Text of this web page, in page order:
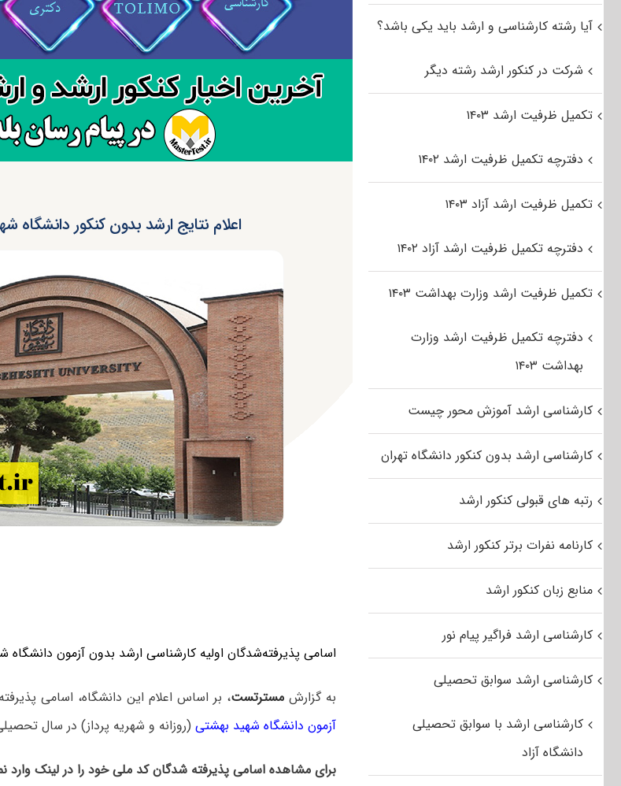
اعلام نتایج ارشد بدون کنکور دانشگاه
اسامی پذیرفته‌‌شدگان اولیه کارشناسی ارشد بدون آزمون دانشگاه شهید
به گزارش مسترتست، بر اساس اعلام این دانشگاه، اسامی
آزمون دانشگاه شهید بهشتی(روزانه و شهریه پرداز) در سال تحصیلی ۱۴۰۵-۱۴۰۶ اعلام
برای مشاهده اسامی پذیرفته شدگان کد ملی خود را در لینک وارد
آیا رشته کارشناسی و ارشد باید یکی باشد؟
شرکت در کنکور ارشد رشته دیگر
تکمیل ظرفیت ارشد ۱۴۰۳
دفترچه تکمیل ظرفیت ارشد ۱۴۰۲
تکمیل ظرفیت ارشد آزاد ۱۴۰۳
دفترچه تکمیل ظرفیت ارشد آزاد ۱۴۰۲
تکمیل ظرفیت ارشد وزارت بهداشت ۱۴۰۳
دفترچه تکمیل ظرفیت ارشد وزارت
بهداشت ۱۴۰۳
کارشناسی ارشد آموزش محور چیست
کارشناسی ارشد بدون کنکور دانشگاه تهران
رتبه های قبولی کنکور ارشد
کارنامه نفرات برتر کنکور ارشد
منابع زبان کنکور ارشد
کارشناسی ارشد فراگیر پیام نور
کارشناسی ارشد سوابق تحصیلی
کارشناسی ارشد با سوابق تحصیلی
دانشگاه آزاد